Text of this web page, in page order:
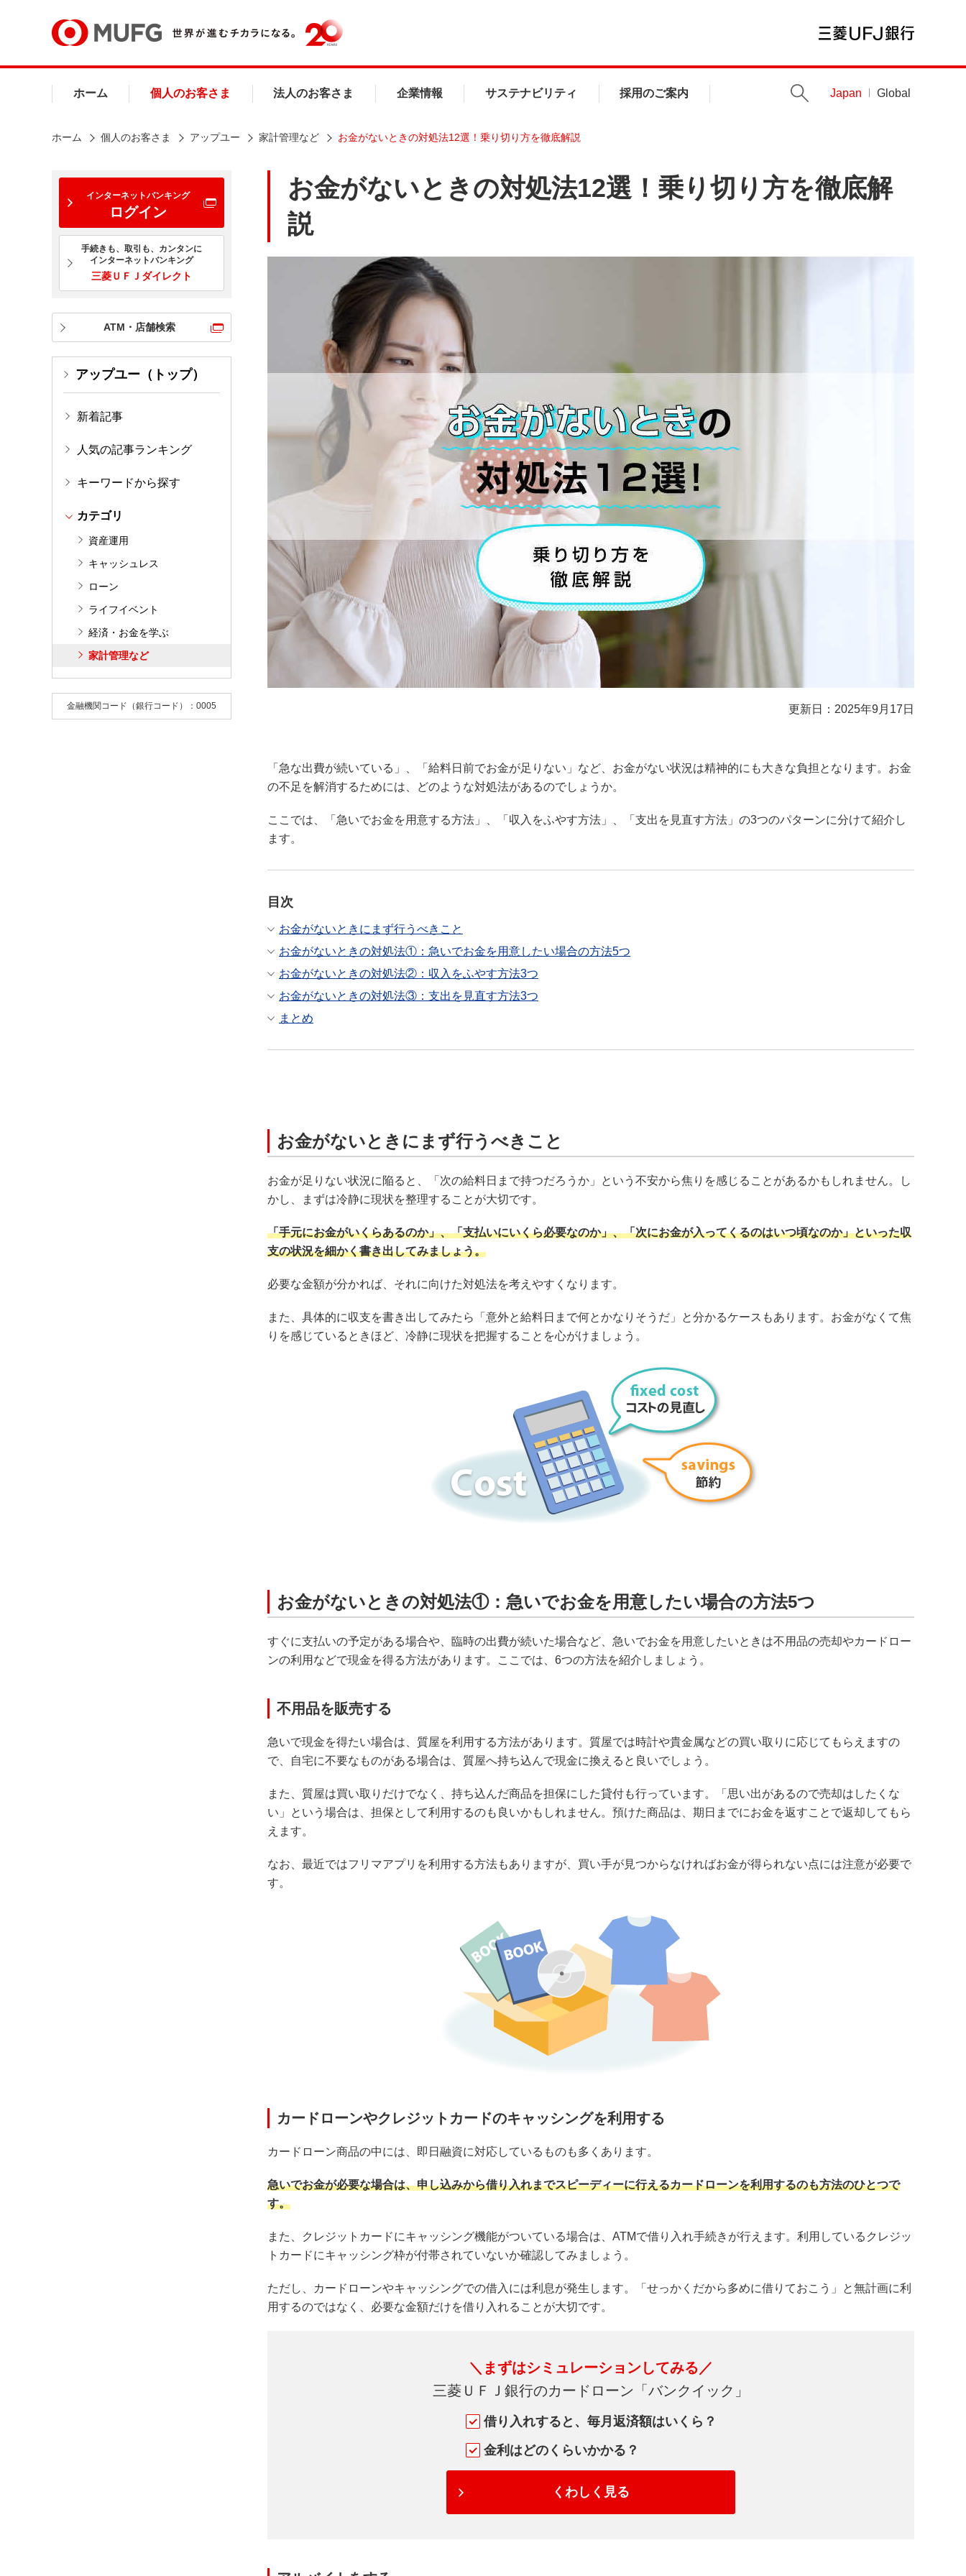
ホーム 個人のお客さま 法人のお客さま 企業情報 サステナビリティ 採用のご案内 Japan Global
ホーム 個人のお客さま アップユー 家計管理など お金がないときの対処法12選！乗り切り方を徹底解説
インターネットバンキング
ログイン
手続きも、取引も、カンタンに
インターネットバンキング
三菱ＵＦＪダイレクト
ATM・店舗検索
アップユー（トップ）
新着記事
人気の記事ランキング
キーワードから探す
カテゴリ
資産運用
キャッシュレス
ローン
ライフイベント
経済・お金を学ぶ
家計管理など
金融機関コード（銀行コード）：0005
お金がないときの対処法12選！乗り切り方を徹底解
説
更新日：2025年9月17日
「急な出費が続いている」、「給料日前でお金が足りない」など、お金がない状況は精神的にも大きな負担となります。お金
の不足を解消するためには、どのような対処法があるのでしょうか。
ここでは、「急いでお金を用意する方法」、「収入をふやす方法」、「支出を見直す方法」の3つのパターンに分けて紹介し
ます。
目次
お金がないときにまず行うべきこと
お金がないときの対処法①：急いでお金を用意したい場合の方法5つ
お金がないときの対処法②：収入をふやす方法3つ
お金がないときの対処法③：支出を見直す方法3つ
まとめ
お金がないときにまず行うべきこと
お金が足りない状況に陥ると、「次の給料日まで持つだろうか」という不安から焦りを感じることがあるかもしれません。し
かし、まずは冷静に現状を整理することが大切です。
「手元にお金がいくらあるのか」、「支払いにいくら必要なのか」、「次にお金が入ってくるのはいつ頃なのか」といった収
支の状況を細かく書き出してみましょう。
必要な金額が分かれば、それに向けた対処法を考えやすくなります。
また、具体的に収支を書き出してみたら「意外と給料日まで何とかなりそうだ」と分かるケースもあります。お金がなくて焦
りを感じているときほど、冷静に現状を把握することを心がけましょう。
お金がないときの対処法①：急いでお金を用意したい場合の方法5つ
すぐに支払いの予定がある場合や、臨時の出費が続いた場合など、急いでお金を用意したいときは不用品の売却やカードロー
ンの利用などで現金を得る方法があります。ここでは、6つの方法を紹介しましょう。
不用品を販売する
急いで現金を得たい場合は、質屋を利用する方法があります。質屋では時計や貴金属などの買い取りに応じてもらえますの
で、自宅に不要なものがある場合は、質屋へ持ち込んで現金に換えると良いでしょう。
また、質屋は買い取りだけでなく、持ち込んだ商品を担保にした貸付も行っています。「思い出があるので売却はしたくな
い」という場合は、担保として利用するのも良いかもしれません。預けた商品は、期日までにお金を返すことで返却してもら
えます。
なお、最近ではフリマアプリを利用する方法もありますが、買い手が見つからなければお金が得られない点には注意が必要で
す。
カードローンやクレジットカードのキャッシングを利用する
カードローン商品の中には、即日融資に対応しているものも多くあります。
急いでお金が必要な場合は、申し込みから借り入れまでスピーディーに行えるカードローンを利用するのも方法のひとつで
す。
また、クレジットカードにキャッシング機能がついている場合は、ATMで借り入れ手続きが行えます。利用しているクレジッ
トカードにキャッシング枠が付帯されていないか確認してみましょう。
ただし、カードローンやキャッシングでの借入には利息が発生します。「せっかくだから多めに借りておこう」と無計画に利
用するのではなく、必要な金額だけを借り入れることが大切です。
＼まずはシミュレーションしてみる／
三菱ＵＦＪ銀行のカードローン「バンクイック」
借り入れすると、毎月返済額はいくら？
金利はどのくらいかかる？
くわしく見る